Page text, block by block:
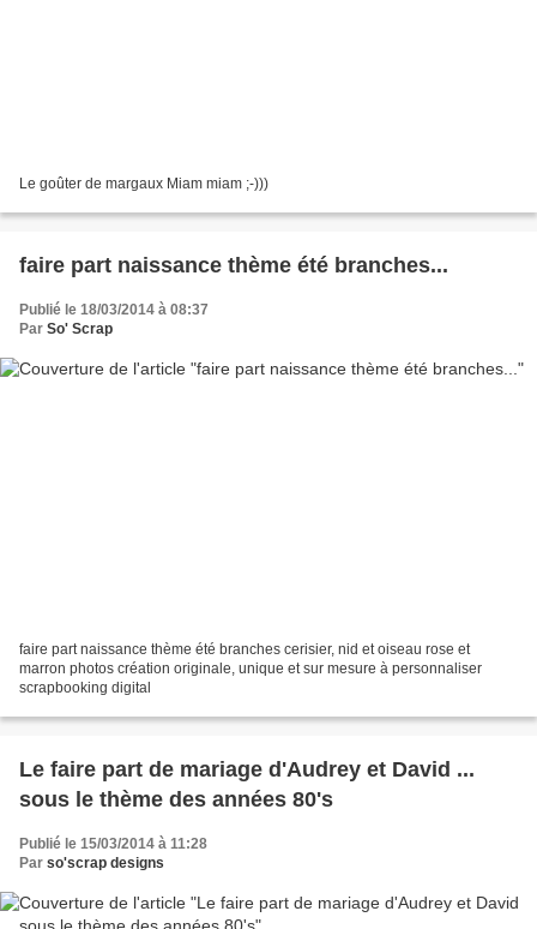
Le goûter de margaux Miam miam ;-)))
faire part naissance thème été branches...
Publié le 18/03/2014 à 08:37
Par So' Scrap
faire part naissance thème été branches cerisier, nid et oiseau rose et
marron photos création originale, unique et sur mesure à personnaliser
scrapbooking digital
Le faire part de mariage d'Audrey et David ...
sous le thème des années 80's
Publié le 15/03/2014 à 11:28
Par so'scrap designs